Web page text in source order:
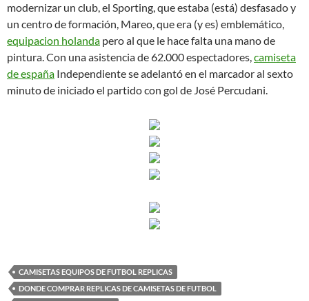
modernizar un club, el Sporting, que estaba (está) desfasado y
un centro de formación, Mareo, que era (y es) emblemático,
equipacion holanda pero al que le hace falta una mano de
pintura. Con una asistencia de 62.000 espectadores,camiseta
de españa Independiente se adelantó en el marcador al sexto
minuto de iniciado el partido con gol de José Percudani.
CAMISETAS EQUIPOS DE FUTBOL REPLICAS
DONDE COMPRAR REPLICAS DE CAMISETAS DE FUTBOL